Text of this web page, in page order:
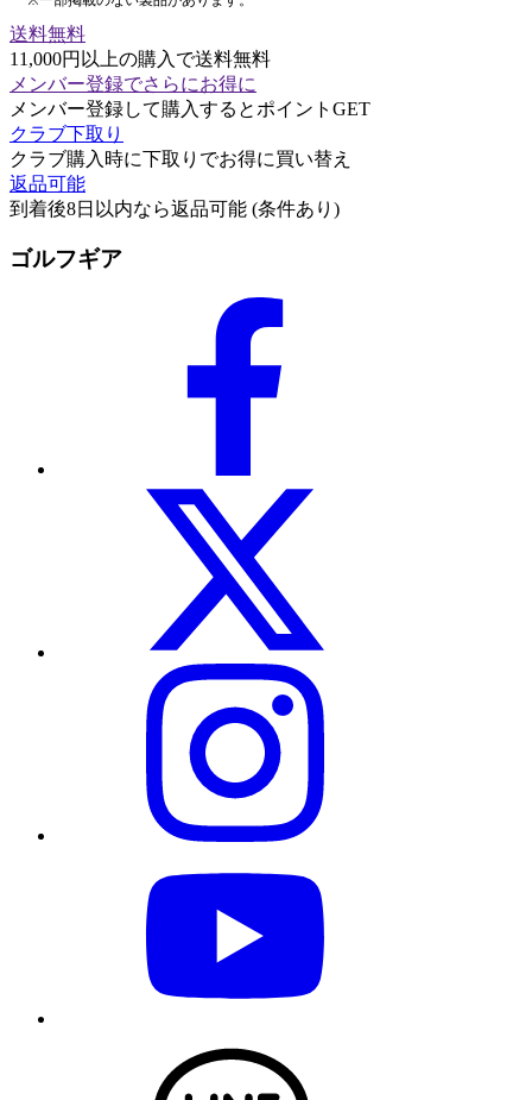
送料無料
11,000円以上の購入で送料無料
メンバー登録でさらにお得に
メンバー登録して購入するとポイントGET
クラブ下取り
クラブ購入時に下取りでお得に買い替え
返品可能
到着後8日以内なら返品可能 (条件あり)
ゴルフギア